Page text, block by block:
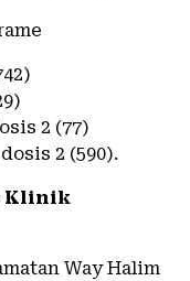
2 (77)
2 (590).
Klinik
Way Halim